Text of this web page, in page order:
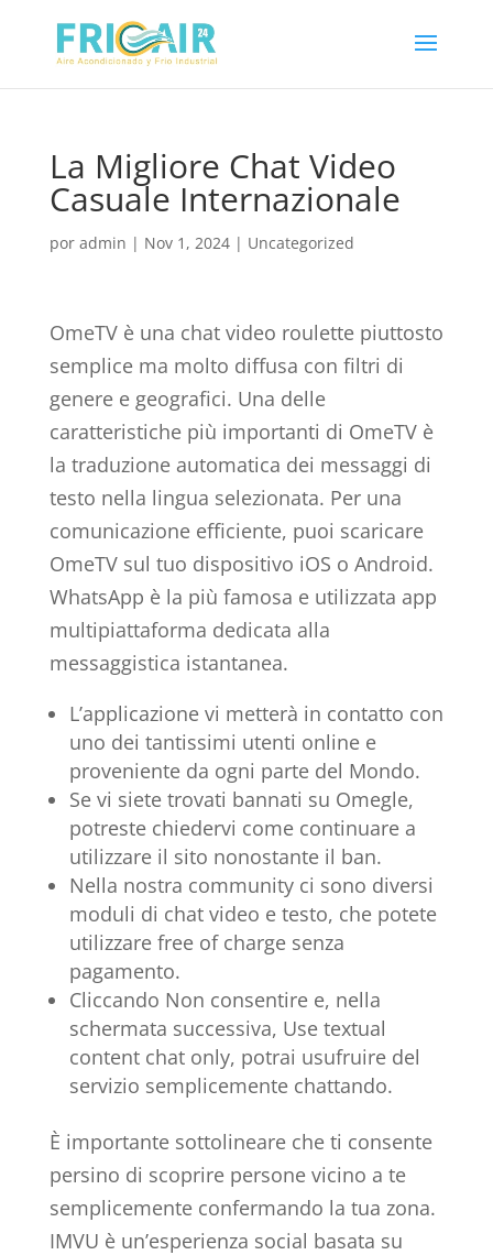
La Migliore Chat Video
Casuale Internazionale
por admin | Nov 1, 2024| Uncategorized
OmeTV è una chat video roulette piuttosto
semplice ma molto diffusa con filtri di
genere e geografici. Una delle
caratteristiche più importanti di OmeTV è
la traduzione automatica dei messaggi di
testo nella lingua selezionata. Per una
comunicazione efficiente, puoi scaricare
OmeTV sul tuo dispositivo iOS o Android.
WhatsApp è la più famosa e utilizzata app
multipiattaforma dedicata alla
messaggistica istantanea.
L’applicazione vi metterà in contatto con
uno dei tantissimi utenti online e
proveniente da ogni parte del Mondo.
Se vi siete trovati bannati su Omegle,
potreste chiedervi come continuare a
utilizzare il sito nonostante il ban.
Nella nostra community ci sono diversi
moduli di chat video e testo, che potete
utilizzare free of charge senza
pagamento.
Cliccando Non consentire e, nella
schermata successiva, Use textual
content chat only, potrai usufruire del
servizio semplicemente chattando.
È importante sottolineare che ti consente
persino di scoprire persone vicino a te
semplicemente confermando la tua zona.
IMVU è un’esperienza social basata su